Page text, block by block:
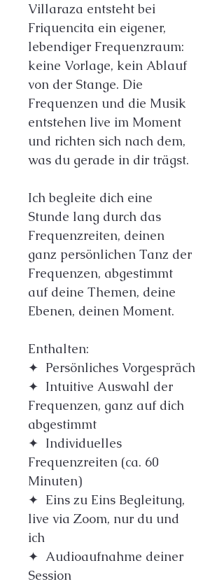
Villaraza entsteht bei
Friquencita ein eigener,
lebendiger Frequenzraum:
keine Vorlage, kein Ablauf
von der Stange. Die
Frequenzen und die Musik
entstehen live im Moment
und richten sich nach dem,
was du gerade in dir trägst.
Ich begleite dich eine
Stunde lang durch das
Frequenzreiten, deinen
ganz persönlichen Tanz der
Frequenzen, abgestimmt
auf deine Themen, deine
Ebenen, deinen Moment.
Enthalten:
✦  Persönliches Vorgespräch
✦  Intuitive Auswahl der
Frequenzen, ganz auf dich
abgestimmt
✦  Individuelles
Frequenzreiten (ca. 60
Minuten)
✦  Eins zu Eins Begleitung,
live via Zoom, nur du und
ich
✦  Audioaufnahme deiner
Session